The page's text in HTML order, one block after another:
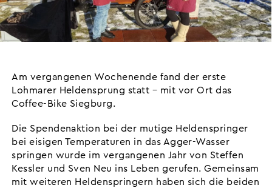
Am vergangenen Wochenende fand der erste
Lohmarer Heldensprung statt – mit vor Ort das
Coffee-Bike Siegburg.
Die Spendenaktion bei der mutige Heldenspringer
bei eisigen Temperaturen in das Agger-Wasser
springen wurde im vergangenen Jahr von Steffen
Kessler und Sven Neu ins Leben gerufen. Gemeinsam
mit weiteren Heldenspringern haben sich die beiden